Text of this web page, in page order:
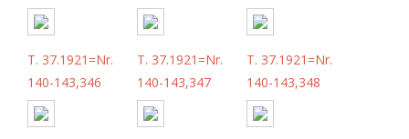
T. 37.1921=Nr.
140-143,346
T. 37.1921=Nr.
140-143,347
T. 37.1921=Nr.
140-143,348